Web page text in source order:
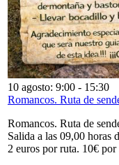
10 agosto: 9:00 - 15:30
Romancos. Ruta de
Romancos. Ruta de
Salida a las 09,00 horas
2 euros por ruta. 10€